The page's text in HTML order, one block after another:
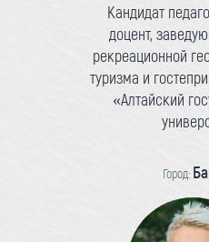
Кандидат
доцент,
рекреационной
туризма и
«Алтайский
Город: